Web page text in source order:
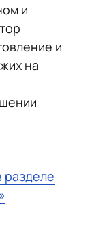
и
и
на
разделе